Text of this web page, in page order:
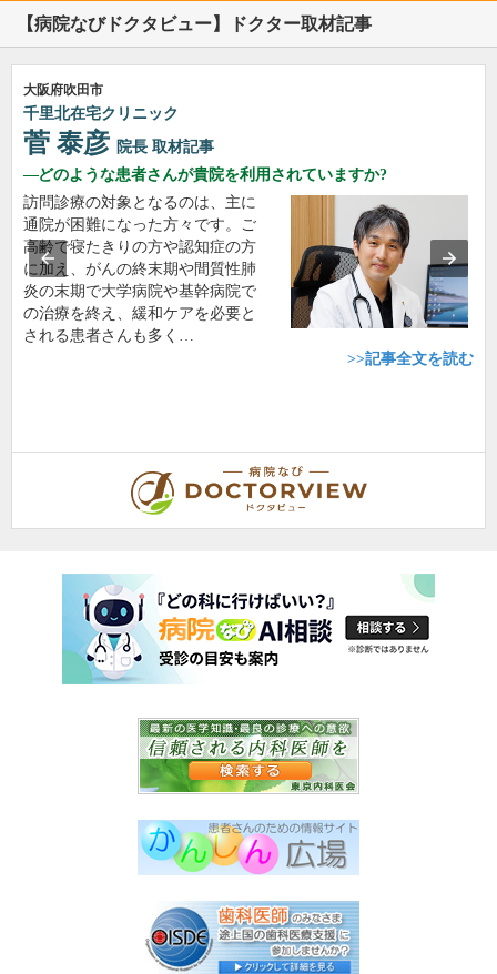
【病院なびドクタビュー】ドクター取材記事
大阪府吹田市
千里北在宅クリニック
菅 泰彦 院長 取材記事
どのような患者さんが貴院を利用されていますか?
訪問診療の対象となるのは、主に
通院が困難になった方々です。ご
高齢で寝たきりの方や認知症の方
に加え、がんの終末期や間質性肺
炎の末期で大学病院や基幹病院で
の治療を終え、緩和ケアを必要と
される患者さんも多く…
>>記事全文を読む